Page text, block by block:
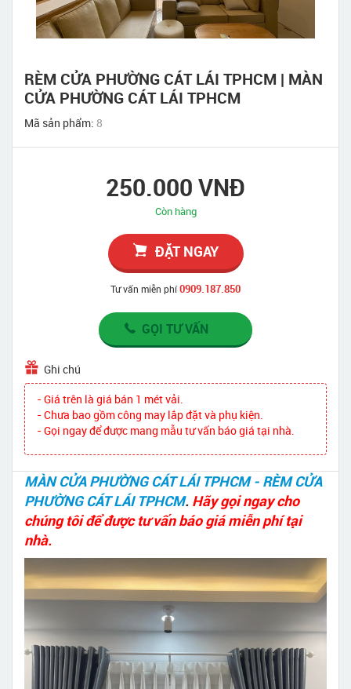
RÈM CỬA PHƯỜNG CÁT LÁI TPHCM | MÀN
CỬA PHƯỜNG CÁT LÁI TPHCM
Mã sản phẩm: 8
250.000 VNĐ
Còn hàng
ĐẶT NGAY
Tư vấn miễn phí0909.187.850
GỌI TƯ VẤN
Ghi chú
- Giá trên là giá bán 1 mét vải.
- Chưa bao gồm công may lắp đặt và phụ kiện.
- Gọi ngay để được mang mẫu tư vấn báo giá tại nhà.
MÀN CỬA PHƯỜNG CÁT LÁI TPHCM - RÈM CỬA
PHƯỜNG CÁT LÁI TPHCM. Hãy gọi ngay cho
chúng tôi để được tư vấn báo giá miễn phí tại
nhà.